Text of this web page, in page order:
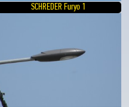
SCHREDER Furyo 1